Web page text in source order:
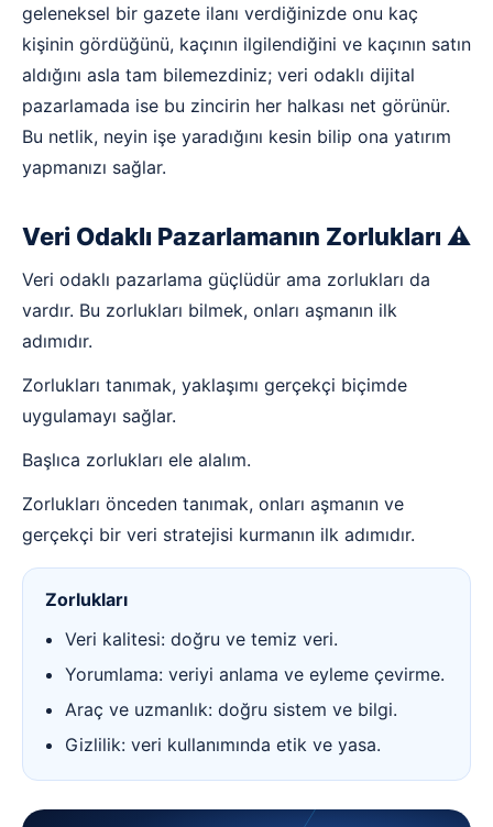
geleneksel bir gazete ilanı verdiğinizde onu kaç
kişinin gördüğünü, kaçının ilgilendiğini ve kaçının satın
aldığını asla tam bilemezdiniz; veri odaklı dijital
pazarlamada ise bu zincirin her halkası net görünür.
Bu netlik, neyin işe yaradığını kesin bilip ona yatırım
yapmanızı sağlar.
Veri Odaklı Pazarlamanın Zorlukları ⚠️
Veri odaklı pazarlama güçlüdür ama zorlukları da
vardır. Bu zorlukları bilmek, onları aşmanın ilk
adımıdır.
Zorlukları tanımak, yaklaşımı gerçekçi biçimde
uygulamayı sağlar.
Başlıca zorlukları ele alalım.
Zorlukları önceden tanımak, onları aşmanın ve
gerçekçi bir veri stratejisi kurmanın ilk adımıdır.
Zorlukları
Veri kalitesi: doğru ve temiz veri.
Yorumlama: veriyi anlama ve eyleme çevirme.
Araç ve uzmanlık: doğru sistem ve bilgi.
Gizlilik: veri kullanımında etik ve yasa.